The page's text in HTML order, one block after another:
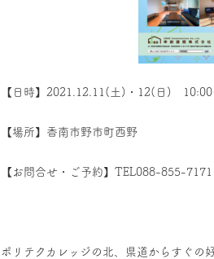
【日時】2021.12.11(土)・12(日) 10:00
【場所】香南市野市町西野
【お問合せ・ご予約】TEL088-855-
ポリテクカレッジの北、県道からすぐの